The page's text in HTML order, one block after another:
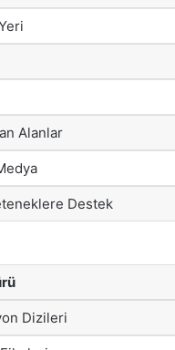
Alanlar
Destek
Dizileri